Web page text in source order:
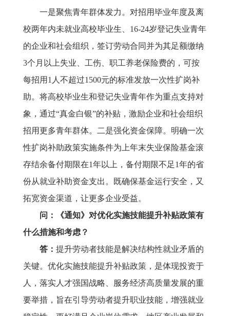
一是聚焦青年群体发力。对招用毕业年度及离
校两年内未就业高校毕业生、 16-24岁登记失业青年
的企业和社会组织，签订劳动合同并为其足额缴纳
3个月以上失业、工伤、职工养老保险费的，可按
每招用1人不超过1500元的标准发放一次性扩岗补
助。将高校毕业生和登记失业青年作为重点支持对
象，通过“真金白银”的补贴，激励企业和社会组织
招用更多青年群体。二是强化资金保障。明确一次
性扩岗补助政策实施条件为上年末失业保险基金滚
存结余备付期限在1年以上，备付期限不足1年的省
份从就业补助资金支出。既确保基金运行安全，又
拓宽资金渠道，让更多企业受益。
问：《通知》对优化实施技能提升补贴政策有
什么措施和考虑？
答：提升劳动者技能是解决结构性就业矛盾的
关键。优化实施技能提升补贴政策，是体现投资于
人，落实人才强国战略、服务经济高质量发展的重
要举措，旨在引导劳动者提升职业技能，增强就业